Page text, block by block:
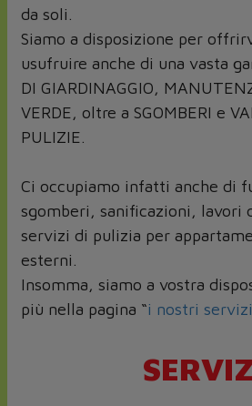
da soli.
Siamo a disposizione per
usufruire anche di una vasta
DI GIARDINAGGIO,
VERDE, oltre a SGOMBERI e
PULIZIE.
Ci occupiamo infatti anche di
sgomberi, sanificazioni, lavori
servizi di pulizia per
esterni.
Insomma, siamo a vostra
più nella pagina “i nostri servizi